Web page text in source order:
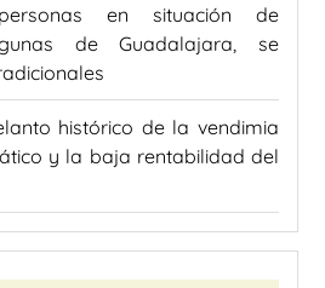
en situación de
de Guadalajara, se
histórico de la vendimia
y la baja rentabilidad del